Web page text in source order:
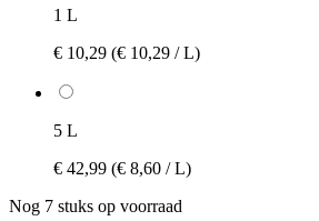
1 L
€ 10,29 (€ 10,29 / L)
5 L
€ 42,99 (€ 8,60 / L)
Nog 7 stuks op voorraad